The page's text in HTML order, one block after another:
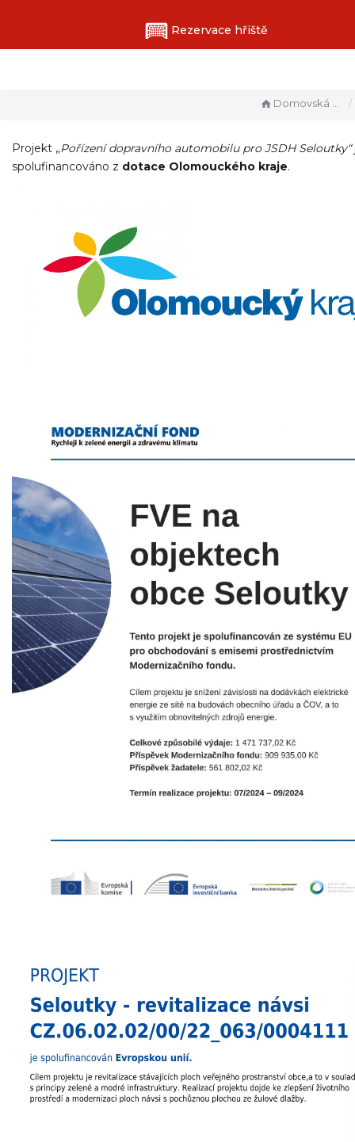
Rezervace hřiště
Domovská stránka
Projekt „Pořízení dopravního automobilu pro JSDH Seloutky“
spolufinancováno z dotace Olomouckého kraje.